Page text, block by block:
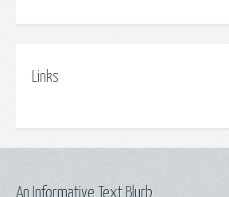
Links
An Informative Text Blurb